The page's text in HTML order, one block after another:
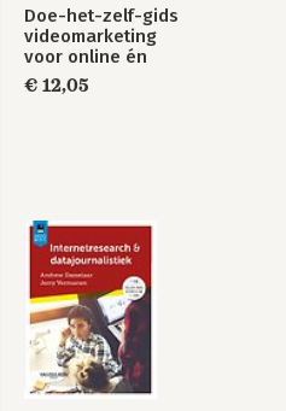
Doe-het-zelf-gids
videomarketing
voor online én
offline
ondernemers
€ 12,05